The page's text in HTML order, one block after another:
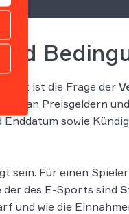
ist die Frage der
an Preisgeldern
sowie
sein. Für einen
des E-Sports sind
und wie die